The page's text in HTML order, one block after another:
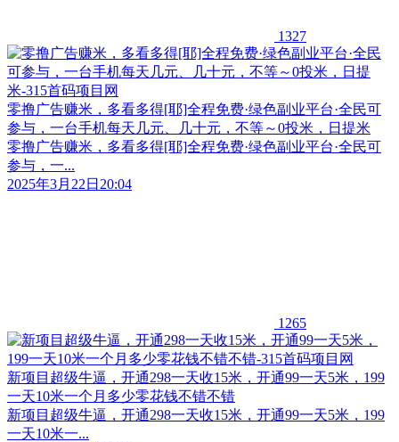
1327
零撸广告赚米，多看多得[耶]全程免费·绿色副业平台·全民可
参与，一台手机每天几元、几十元，不等～0投米，日提米
零撸广告赚米，多看多得[耶]全程免费·绿色副业平台·全民可
参与，一...
2025年3月22日20:04
1265
新项目超级牛逼，开通298一天收15米，开通99一天5米，199
一天10米一个月多少零花钱不错不错
新项目超级牛逼，开通298一天收15米，开通99一天5米，199
一天10米一...